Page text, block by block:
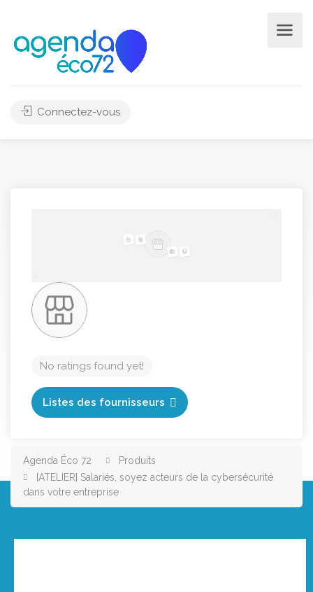
Connectez-vous
No ratings found yet!
Listes des fournisseurs
Agenda Éco 72
Produits
[ATELIER] Salariés, soyez acteurs de la cybersécurité
dans votre entreprise